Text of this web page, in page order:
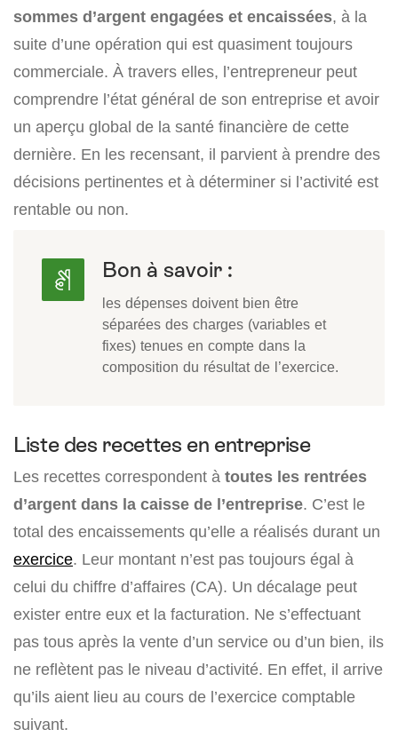
sommes d’argent engagées et encaissées, à la
suite d’une opération qui est quasiment toujours
commerciale. À travers elles, l’entrepreneur peut
comprendre l’état général de son entreprise et avoir
un aperçu global de la santé financière de cette
dernière. En les recensant, il parvient à prendre des
décisions pertinentes et à déterminer si l’activité est
rentable ou non.
Bon à savoir :
les dépenses doivent bien être
séparées des charges (variables et
fixes) tenues en compte dans la
composition du résultat de l’exercice.
Liste des recettes en entreprise
Les recettes correspondent à toutes les rentrées
d’argent dans la caisse de l’entreprise. C’est le
total des encaissements qu’elle a réalisés durant un
exercice. Leur montant n’est pas toujours égal à
celui du chiffre d’affaires (CA). Un décalage peut
exister entre eux et la facturation. Ne s’effectuant
pas tous après la vente d’un service ou d’un bien, ils
ne reflètent pas le niveau d’activité. En effet, il arrive
qu’ils aient lieu au cours de l’exercice comptable
suivant.